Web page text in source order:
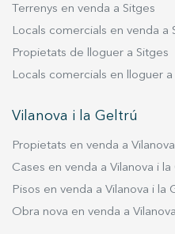
avantatges d'una
propietat se situa en el
les zones més
coneguda per la seva
El carrer Marià Cubí, al
encant i boutiques
se a pocs passos
de la ciutat com
Passeig de Gràcia. El
Terrenys en venda a Sitges
Locals comercials en venda a
Propietats de lloguer a Sitges
Locals comercials en lloguer a
Vilanova i la Geltrú
Propietats en venda a
Cases en venda a Vilanova i la
Pisos en venda a Vilanova i la
Obra nova en venda a